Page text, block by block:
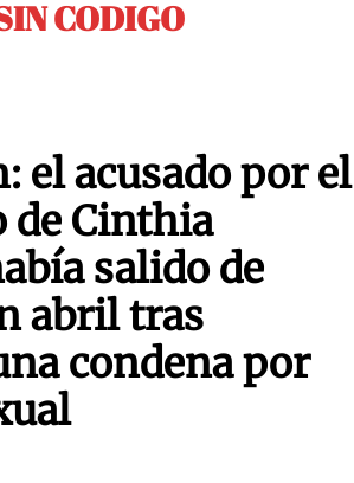
CODIGO
el acusado por el
Cinthia
salido de
abril tras
condena por